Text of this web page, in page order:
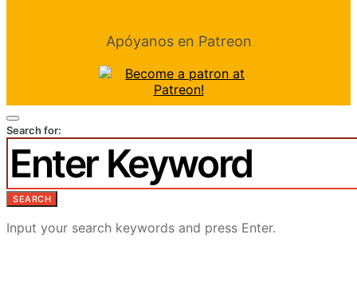
Apóyanos en Patreon
Search for:
SEARCH
Input your search keywords and press Enter.